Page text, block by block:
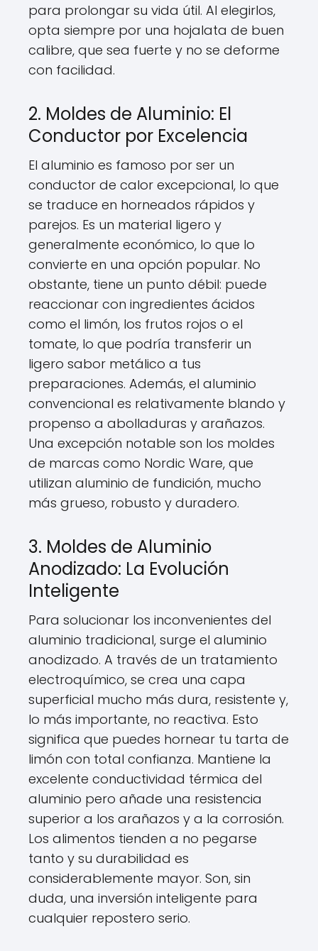
para prolongar su vida útil. Al elegirlos,
opta siempre por una hojalata de buen
calibre, que sea fuerte y no se deforme
con facilidad.
2. Moldes de Aluminio: El
Conductor por Excelencia
El aluminio es famoso por ser un
conductor de calor excepcional, lo que
se traduce en horneados rápidos y
parejos. Es un material ligero y
generalmente económico, lo que lo
convierte en una opción popular. No
obstante, tiene un punto débil: puede
reaccionar con ingredientes ácidos
como el limón, los frutos rojos o el
tomate, lo que podría transferir un
ligero sabor metálico a tus
preparaciones. Además, el aluminio
convencional es relativamente blando y
propenso a abolladuras y arañazos.
Una excepción notable son los moldes
de marcas como Nordic Ware, que
utilizan aluminio de fundición, mucho
más grueso, robusto y duradero.
3. Moldes de Aluminio
Anodizado: La Evolución
Inteligente
Para solucionar los inconvenientes del
aluminio tradicional, surge el aluminio
anodizado. A través de un tratamiento
electroquímico, se crea una capa
superficial mucho más dura, resistente y,
lo más importante, no reactiva. Esto
significa que puedes hornear tu tarta de
limón con total confianza. Mantiene la
excelente conductividad térmica del
aluminio pero añade una resistencia
superior a los arañazos y a la corrosión.
Los alimentos tienden a no pegarse
tanto y su durabilidad es
considerablemente mayor. Son, sin
duda, una inversión inteligente para
cualquier repostero serio.